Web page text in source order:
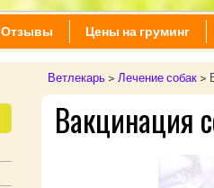
Отзывы Цены на груминг
Ветлекарь > Лечение собак >
Вакцинация